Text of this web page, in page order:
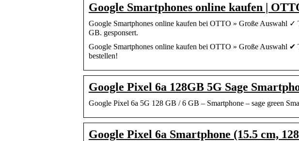
Google Smartphones online kaufen |
Google Smartphones online kaufen bei OTTO » Große Auswahl
GB. gesponsert.
Google Smartphones online kaufen bei OTTO » Große Auswahl
bestellen!
Google Pixel 6a 128GB 5G Sage
Google Pixel 6a 5G 128 GB / 6 GB – Smartphone – sage green
Google Pixel 6a Smartphone (15.5 cm,